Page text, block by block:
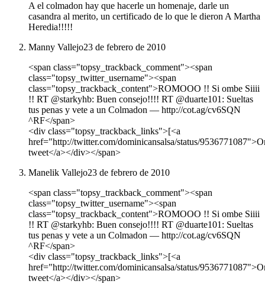
A el colmadon hay que hacerle un homenaje, darle un
casandra al merito, un certificado de lo que le dieron A Martha
Heredia!!!!!
Manny Vallejo23 de febrero de 2010
<span class="topsy_trackback_comment"><span
class="topsy_twitter_username"><span
class="topsy_trackback_content">ROMOOO !! Si ombe Siiii
!! RT @starkyhb: Buen consejo!!!! RT @duarte101: Sueltas
tus penas y vete a un Colmadon ― http://cot.ag/cv6SQN
^RF</span>
<div class="topsy_trackback_links">[<a
href="http://twitter.com/dominicansalsa/status/
tweet</a></div></span>
Manelik Vallejo23 de febrero de 2010
<span class="topsy_trackback_comment"><span
class="topsy_twitter_username"><span
class="topsy_trackback_content">ROMOOO !! Si ombe Siiii
!! RT @starkyhb: Buen consejo!!!! RT @duarte101: Sueltas
tus penas y vete a un Colmadon ― http://cot.ag/cv6SQN
^RF</span>
<div class="topsy_trackback_links">[<a
href="http://twitter.com/dominicansalsa/status/
tweet</a></div></span>